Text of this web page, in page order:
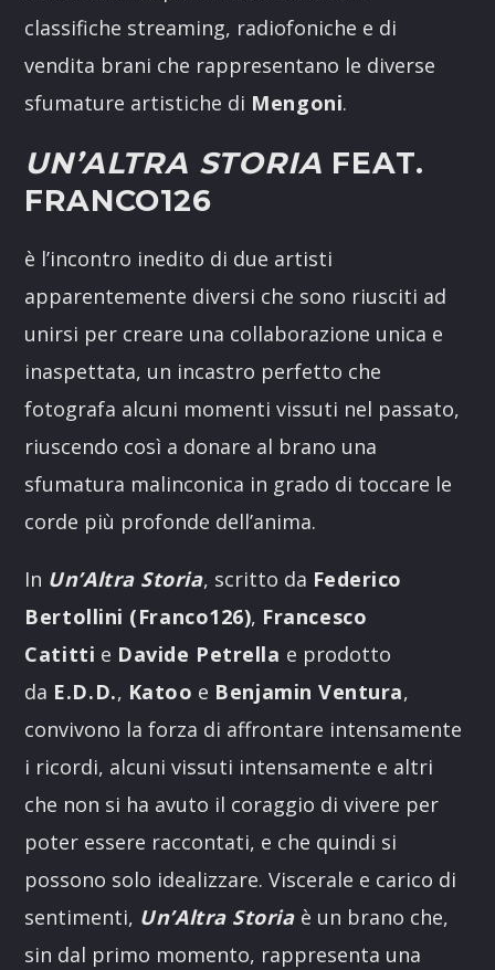
classifiche streaming, radiofoniche e di
vendita brani che rappresentano le diverse
sfumature artistiche di Mengoni.
UN’ALTRA STORIA FEAT.
FRANCO126
è l’incontro inedito di due artisti
apparentemente diversi che sono riusciti ad
unirsi per creare una collaborazione unica e
inaspettata, un incastro perfetto che
fotografa alcuni momenti vissuti nel passato,
riuscendo così a donare al brano una
sfumatura malinconica in grado di toccare le
corde più profonde dell’anima.
In Un’Altra Storia, scritto da Federico
Bertollini (Franco126), Francesco
Catitti e Davide Petrella e prodotto
da E.D.D., Katoo e Benjamin Ventura,
convivono la forza di affrontare intensamente
i ricordi, alcuni vissuti intensamente e altri
che non si ha avuto il coraggio di vivere per
poter essere raccontati, e che quindi si
possono solo idealizzare. Viscerale e carico di
sentimenti, Un’Altra Storiaè un brano che,
sin dal primo momento, rappresenta una